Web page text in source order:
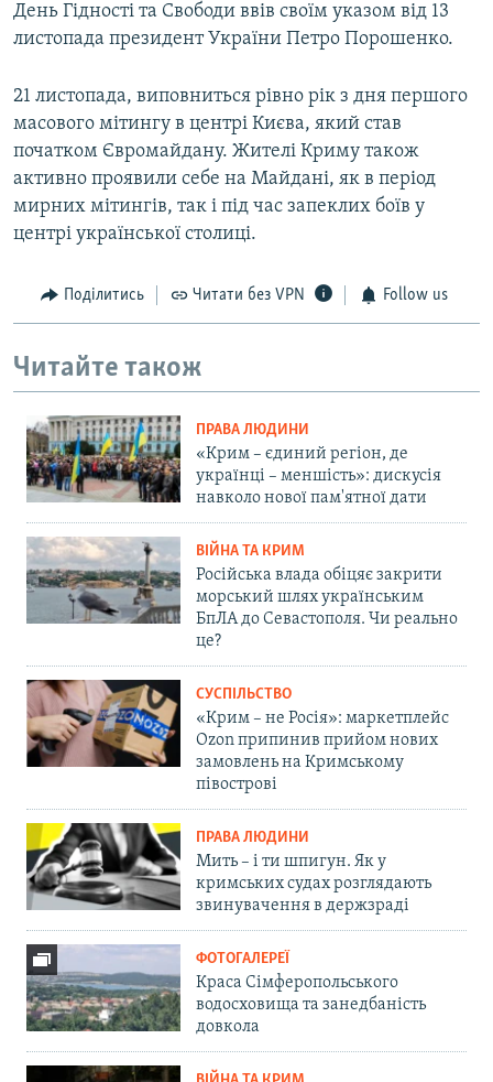
День Гідності та Свободи ввів своїм указом від 13
листопада президент України Петро Порошенко.
21 листопада, виповниться рівно рік з дня першого
масового мітингу в центрі Києва, який став
початком Євромайдану. Жителі Криму також
активно проявили себе на Майдані, як в період
мирних мітингів, так і під час запеклих боїв у
центрі української столиці.
Поділитись Читати без VPN Follow us
Читайте також
ПРАВА ЛЮДИНИ
«Крим – єдиний регіон, де
українці – меншість»: дискусія
навколо нової пам'ятної дати
ВІЙНА ТА КРИМ
Російська влада обіцяє закрити
морський шлях українським
БпЛА до Севастополя. Чи реально
це?
СУСПІЛЬСТВО
«Крим – не Росія»: маркетплейс
Ozon припинив прийом нових
замовлень на Кримському
півострові
ПРАВА ЛЮДИНИ
Мить – і ти шпигун. Як у
кримських судах розглядають
звинувачення в держзраді
ФОТОГАЛЕРЕЇ
Краса Сімферопольського
водосховища та занедбаність
довкола